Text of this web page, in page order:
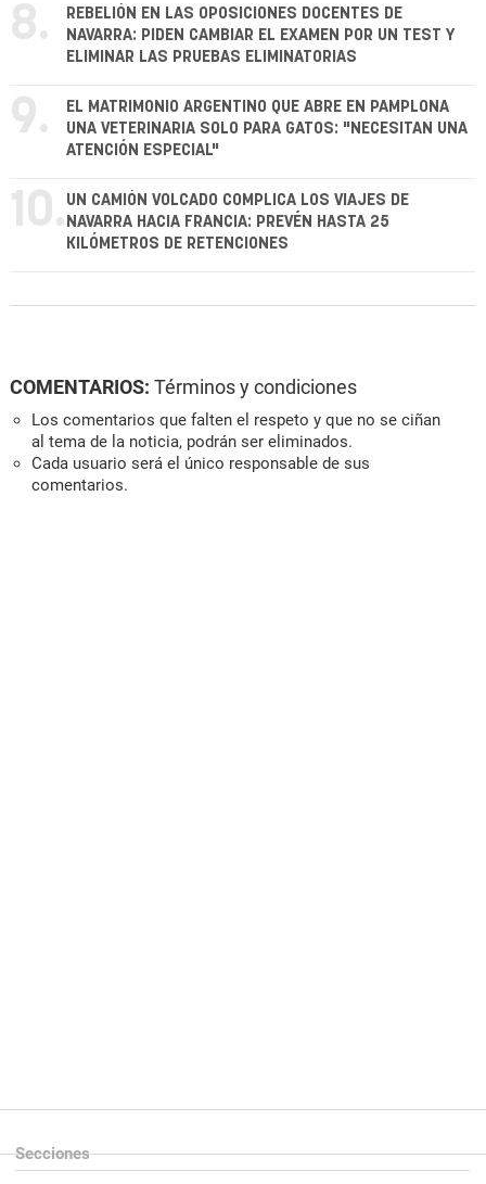
8.
REBELIÓN EN LAS OPOSICIONES DOCENTES DE
NAVARRA: PIDEN CAMBIAR EL EXAMEN POR UN TEST Y
ELIMINAR LAS PRUEBAS ELIMINATORIAS
9.
EL MATRIMONIO ARGENTINO QUE ABRE EN PAMPLONA
UNA VETERINARIA SOLO PARA GATOS: "NECESITAN UNA
ATENCIÓN ESPECIAL"
10. UN CAMIÓN VOLCADO COMPLICA LOS VIAJES DE
NAVARRA HACIA FRANCIA: PREVÉN HASTA 25
KILÓMETROS DE RETENCIONES
COMENTARIOS: Términos y condiciones
Los comentarios que falten el respeto y que no se ciñan
al tema de la noticia, podrán ser eliminados.
Cada usuario será el único responsable de sus
comentarios.
Secciones